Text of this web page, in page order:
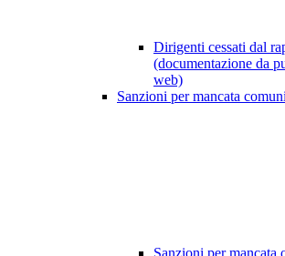
Dirigenti cessati dal
(documentazione da
web)
Sanzioni per mancata